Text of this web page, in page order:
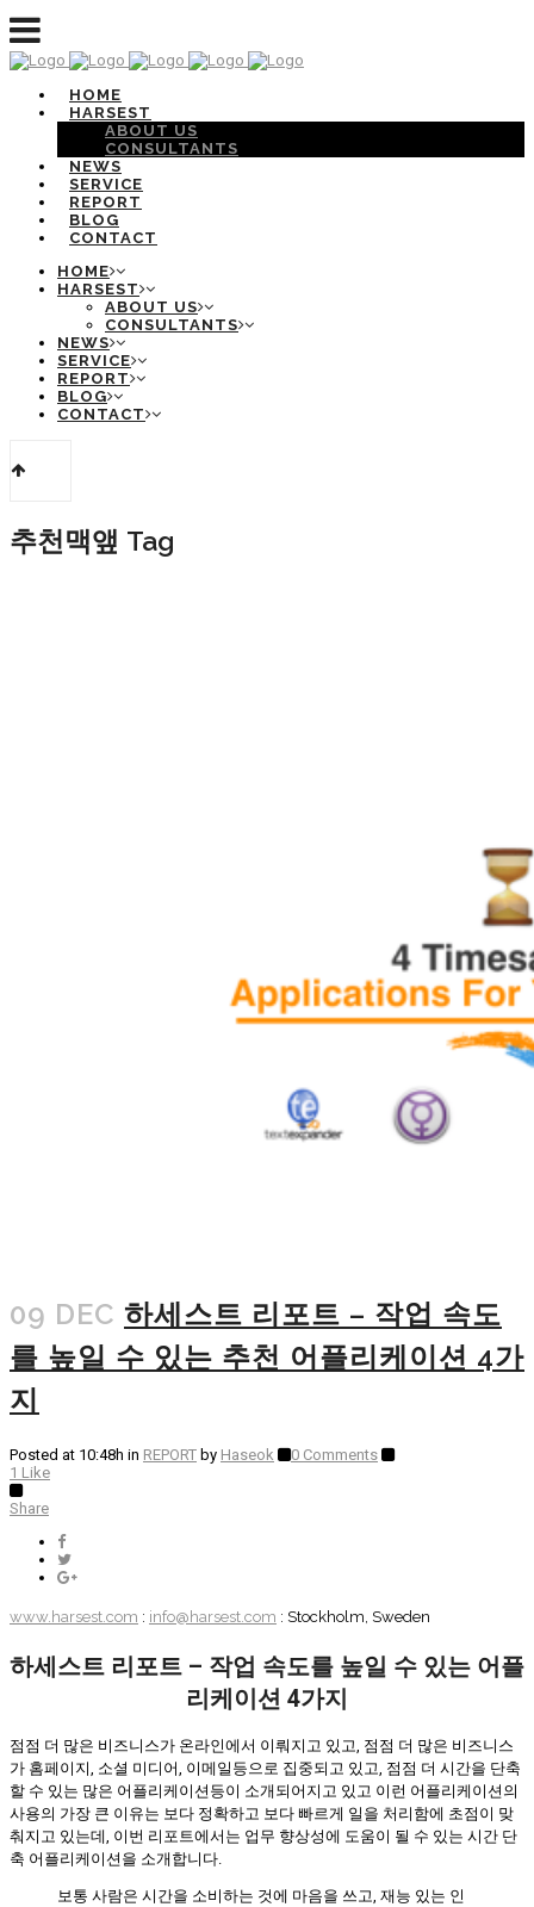
HOME
HARSEST
ABOUT US
CONSULTANTS
NEWS
SERVICE
REPORT
BLOG
CONTACT
HOME
HARSEST
ABOUT US
CONSULTANTS
NEWS
SERVICE
REPORT
BLOG
CONTACT
추천맥앺 Tag
09 DEC 하세스트 리포트 – 작업 속도
를 높일 수 있는 추천 어플리케이션 4가
지
Posted at 10:48h in REPORT by Haseok
0 Comments
1 Like
Share
www.harsest.com : info@harsest.com : Stockholm, Sweden
하세스트 리포트 – 작업 속도를 높일 수 있는 어플
리케이션 4가지
점점 더 많은 비즈니스가 온라인에서 이뤄지고 있고, 점점 더 많은 비즈니스
가 홈페이지, 소셜 미디어, 이메일등으로 집중되고 있고, 점점 더 시간을 단축
할 수 있는 많은 어플리케이션등이 소개되어지고 있고 이런 어플리케이션의
사용의 가장 큰 이유는 보다 정확하고 보다 빠르게 일을 처리함에 초점이 맞
춰지고 있는데, 이번 리포트에서는 업무 향상성에 도움이 될 수 있는 시간 단
축 어플리케이션을 소개합니다.
보통 사람은 시간을 소비하는 것에 마음을 쓰고, 재능 있는 인